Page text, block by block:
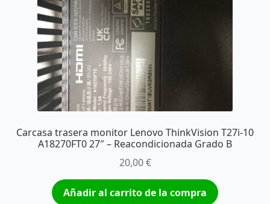
Carcasa trasera monitor Lenovo ThinkVision T27i-10
A18270FT0 27″ – Reacondicionada Grado B
20,00€
Añadir al carrito de la compra